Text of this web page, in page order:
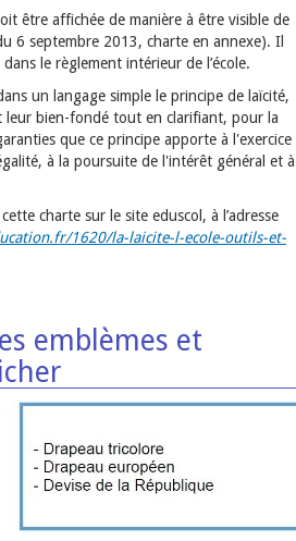
être affichée de manière à être visible de
6 septembre 2013, charte en annexe). Il
le règlement intérieur de l’école.
un langage simple le principe de laïcité,
leur bien-fondé tout en clarifiant, pour la
que ce principe apporte à l'exercice
à la poursuite de l'intérêt général et à
charte sur le site eduscol, à l’adresse
1620/la-laicite-l-ecole-outils-et-
emblèmes et